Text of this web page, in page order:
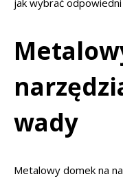
jak wybrać odpowiedni
wady
Metalowy domek na